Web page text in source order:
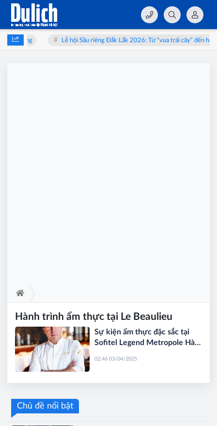
Long Lễ hội Sầu riêng Đắk Lắk 2026: Từ “vua trái cây” đến
Hành trình ẩm thực tại Le Beaulieu
Sự kiện ẩm thực đặc sắc tại
Sofitel Legend Metropole Hà
02:46 03/04/2025
Chủ đề nổi bật